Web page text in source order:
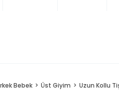
Bebek Üst Giyim Uzun Kollu